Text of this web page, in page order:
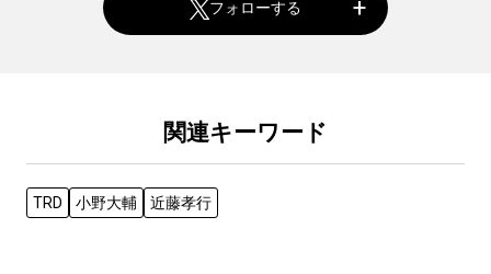
フォローする
関連キーワード
TRD 小野大輔 近藤孝行